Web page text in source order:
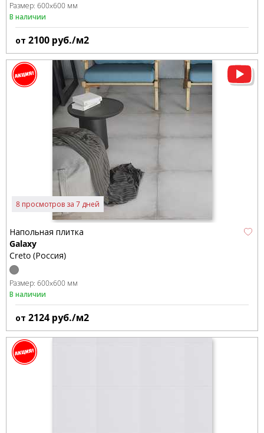
Размер: 600x600 мм
В наличии
от 2100 руб./м2
8 просмотров за 7 дней
Напольная плитка
Galaxy
Creto (Россия)
Размер: 600x600 мм
В наличии
от 2124 руб./м2